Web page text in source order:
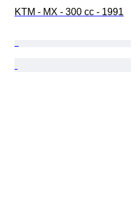
KTM - MX - 300 cc - 1991